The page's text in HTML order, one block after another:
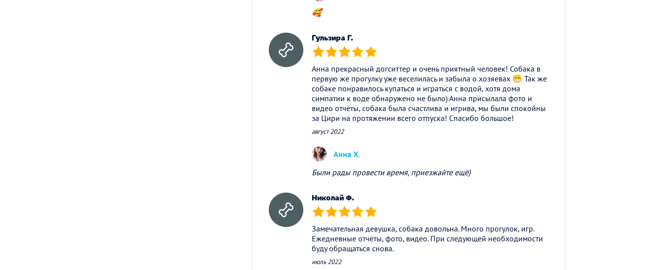
🥰
Гульзира Г.
(*) (*) (*) (*) (*)
Анна прекрасный догситтер и очень приятный человек! Собака в
первую же прогулку уже веселилась и забыла о хозяевах 😁 Так же
собаке понравилось купаться и играться с водой, хотя дома
симпатии к воде обнаружено не было) Анна присылала фото и
видео отчёты, собака была счастлива и игрива, мы были спокойны
за Цири на протяжении всего отпуска! Спасибо большое!
август 2022
Анна Х.
Были рады провести время, приезжайте ещё)
Николай Ф.
(*) (*) (*) (*) (*)
Замечательная девушка, собака довольна. Много прогулок, игр.
Ежедневные отчёты, фото, видео. При следующей необходимости
буду обращаться снова.
июль 2022